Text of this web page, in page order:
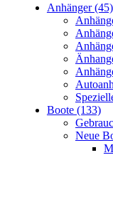
Anhänger (45)
Boote (133)
Neue